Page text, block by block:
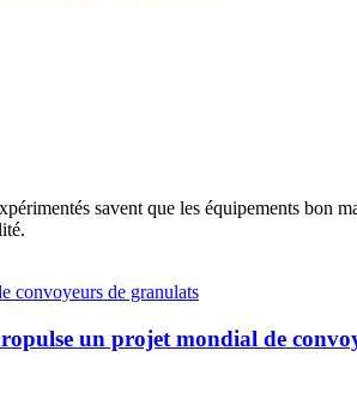
savent que les équipements bon
un projet mondial de